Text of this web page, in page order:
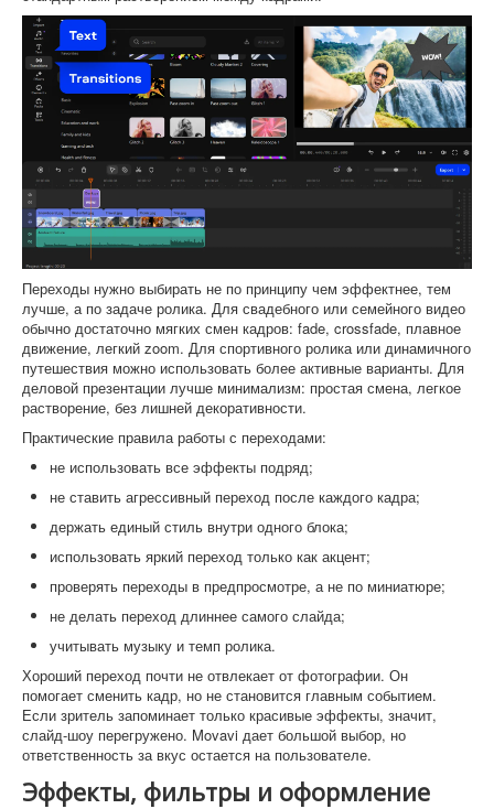
Переходы нужно выбирать не по принципу чем эффектнее, тем
лучше, а по задаче ролика. Для свадебного или семейного видео
обычно достаточно мягких смен кадров: fade, crossfade, плавное
движение, легкий zoom. Для спортивного ролика или динамичного
путешествия можно использовать более активные варианты. Для
деловой презентации лучше минимализм: простая смена, легкое
растворение, без лишней декоративности.
Практические правила работы с переходами:
не использовать все эффекты подряд;
не ставить агрессивный переход после каждого кадра;
держать единый стиль внутри одного блока;
использовать яркий переход только как акцент;
проверять переходы в предпросмотре, а не по миниатюре;
не делать переход длиннее самого слайда;
учитывать музыку и темп ролика.
Хороший переход почти не отвлекает от фотографии. Он
помогает сменить кадр, но не становится главным событием.
Если зритель запоминает только красивые эффекты, значит,
слайд-шоу перегружено. Movavi дает большой выбор, но
ответственность за вкус остается на пользователе.
Эффекты, фильтры и оформление